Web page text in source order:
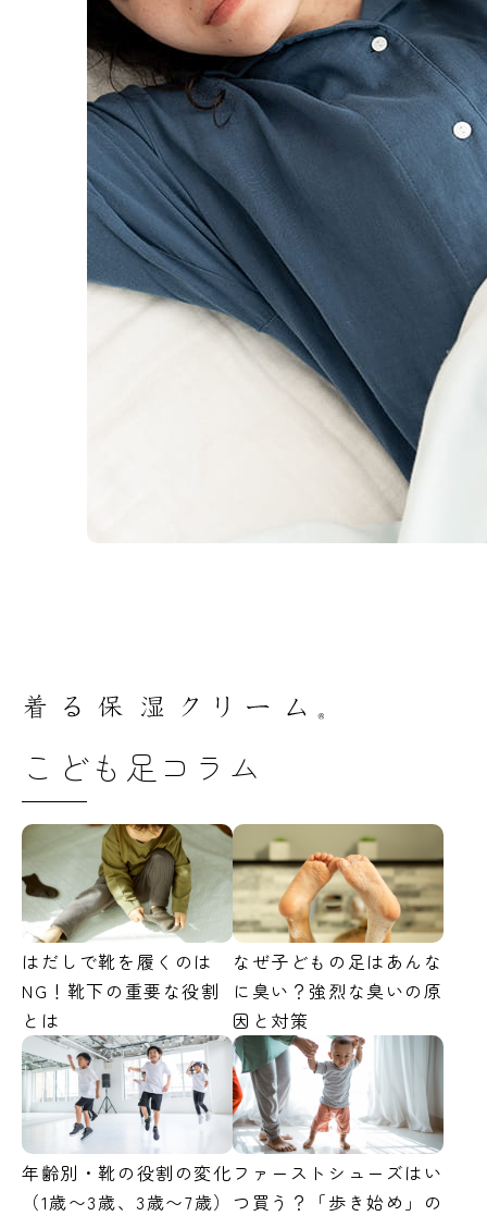
こども足コラム
はだしで靴を履くのは
NG！靴下の重要な役割
とは
なぜ子どもの足はあんな
に臭い？強烈な臭いの原
因と対策
年齢別・靴の役割の変化
（1歳〜3歳、3歳〜7歳）
ファーストシューズはい
つ買う？「歩き始め」の